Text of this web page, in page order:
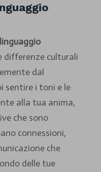
linguaggio
differenze culturali
dal
sentire i toni e le
alla tua anima,
che sono
connessioni,
che
delle tue